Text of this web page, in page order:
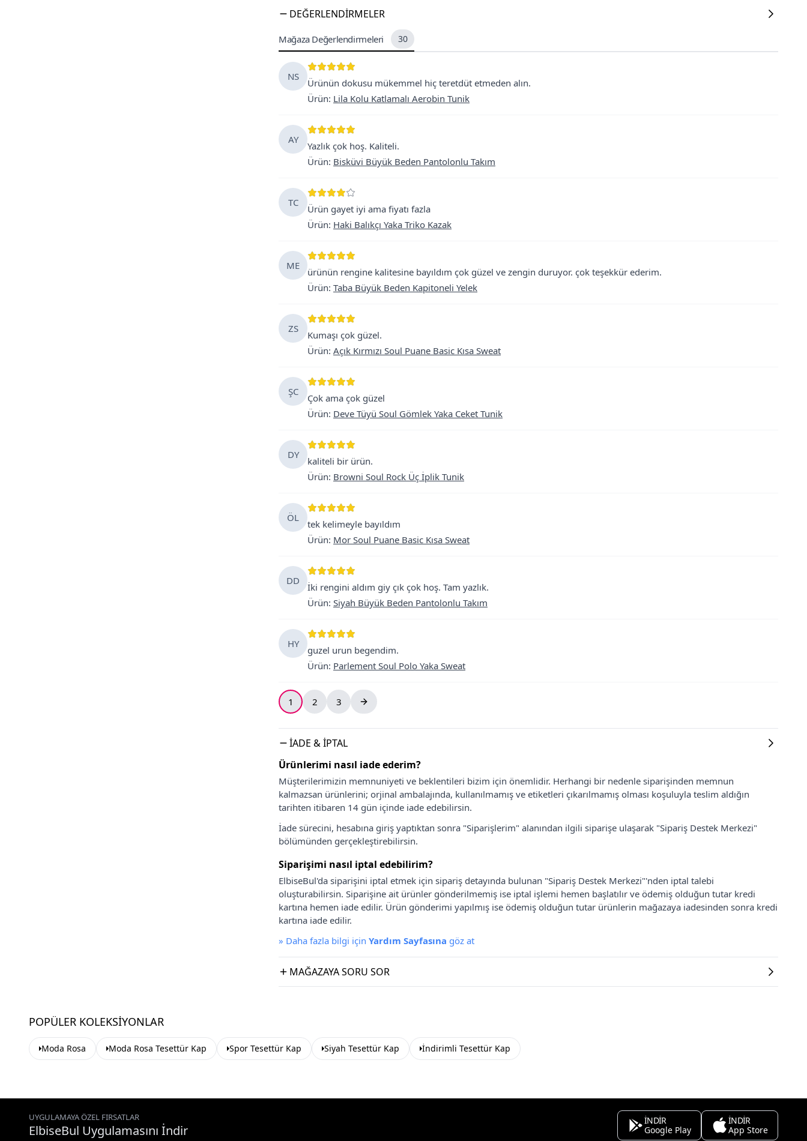
DEĞERLENDIRMELER
Mağaza Değerlendirmeleri 30
NS
Ürünün dokusu mükemmel hiç teretdüt etmeden alın.
Ürün: Lila Kolu Katlamalı Aerobin Tunik
AY
Yazlık çok hoş. Kaliteli.
Ürün: Bisküvi Büyük Beden Pantolonlu Takım
TC
Ürün gayet iyi ama fiyatı fazla
Ürün: Haki Balıkçı Yaka Triko Kazak
ME
ürünün rengine kalitesine bayıldım çok güzel ve zengin duruyor. çok teşekkür ederim.
Ürün: Taba Büyük Beden Kapitoneli Yelek
ZS
Kumaşı çok güzel.
Ürün: Açık Kırmızı Soul Puane Basic Kısa Sweat
ŞC
Çok ama çok güzel
Ürün: Deve Tüyü Soul Gömlek Yaka Ceket Tunik
DY
kaliteli bir ürün.
Ürün: Browni Soul Rock Üç İplik Tunik
ÖL
tek kelimeyle bayıldım
Ürün: Mor Soul Puane Basic Kısa Sweat
DD
İki rengini aldım giy çık çok hoş. Tam yazlık.
Ürün: Siyah Büyük Beden Pantolonlu Takım
HY
guzel urun begendim.
Ürün: Parlement Soul Polo Yaka Sweat
1 2 3
İADE & İPTAL
Ürünlerimi nasıl iade ederim?
Müşterilerimizin memnuniyeti ve beklentileri bizim için önemlidir. Herhangi bir nedenle siparişinden memnun
kalmazsan ürünlerini; orjinal ambalajında, kullanılmamış ve etiketleri çıkarılmamış olması koşuluyla teslim aldığın
tarihten itibaren 14 gün içinde iade edebilirsin.
İade sürecini, hesabına giriş yaptıktan sonra "Siparişlerim" alanından ilgili siparişe ulaşarak "Sipariş Destek Merkezi"
bölümünden gerçekleştirebilirsin.
Siparişimi nasıl iptal edebilirim?
ElbiseBul'da siparişini iptal etmek için sipariş detayında bulunan "Sipariş Destek Merkezi"'nden iptal talebi
oluşturabilirsin. Siparişine ait ürünler gönderilmemiş ise iptal işlemi hemen başlatılır ve ödemiş olduğun tutar kredi
kartına hemen iade edilir. Ürün gönderimi yapılmış ise ödemiş olduğun tutar ürünlerin mağazaya iadesinden sonra kredi
kartına iade edilir.
» Daha fazla bilgi için Yardım Sayfasına göz at
MAĞAZAYA SORU SOR
POPÜLER KOLEKSIYONLAR
Moda Rosa Moda Rosa Tesettür Kap Spor Tesettür Kap Siyah Tesettür Kap İndirimli Tesettür Kap
UYGULAMAYA ÖZEL FIRSATLAR
ElbiseBul Uygulamasını İndir
İNDİR
Google Play
İNDİR
App Store